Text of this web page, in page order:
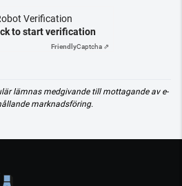
Verification
to start verification
FriendlyCaptcha ⇗
lämnas medgivande till mottagande av e-
marknadsföring.